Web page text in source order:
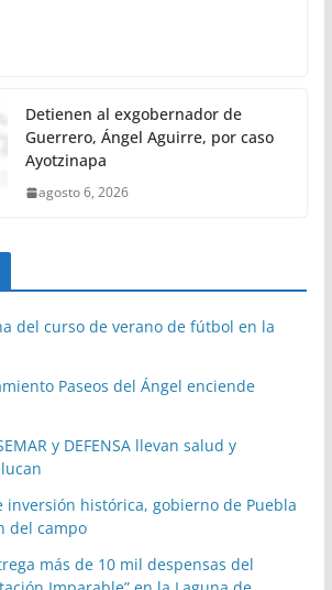
Detienen al exgobernador de
Guerrero, Ángel Aguirre, por caso
Ayotzinapa
agosto 6, 2026
del curso de verano de fútbol en la
Paseos del Ángel enciende
y DEFENSA llevan salud y
inversión histórica, gobierno de Puebla
del campo
más de 10 mil despensas del